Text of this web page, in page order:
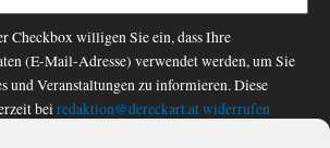
-
f
Checkbox willigen Sie ein, dass Ihre
(E-Mail-Adresse) verwendet werden, um Sie
und Veranstaltungen zu informieren. Diese
bei redaktion@dereckart.atwiderrufen